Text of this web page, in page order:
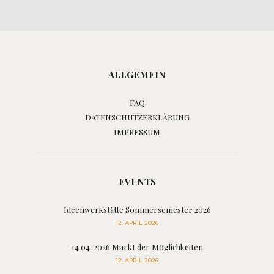
ALLGEMEIN
FAQ
DATENSCHUTZERKLÄRUNG
IMPRESSUM
EVENTS
Ideenwerkstätte Sommersemester 2026
12. APRIL 2026
14.04. 2026 Markt der Möglichkeiten
12. APRIL 2026